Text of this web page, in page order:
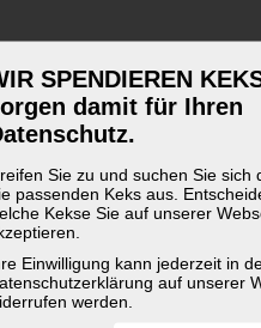
SPENDIEREN
damit für Ihren
Sie zu und suchen Sie sich
passenden Keks aus.
Kekse Sie auf unserer
Einwilligung kann jederzeit in
auf unserer
werden.